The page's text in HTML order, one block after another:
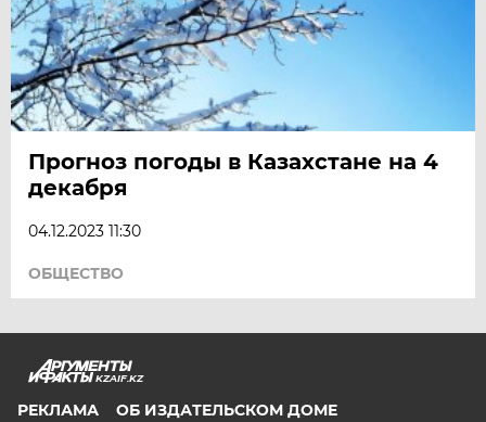
Прогноз погоды в Казахстане на 4
декабря
04.12.2023 11:30
ОБЩЕСТВО
KZAIF.KZ
РЕКЛАМА
ОБ ИЗДАТЕЛЬСКОМ ДОМЕ